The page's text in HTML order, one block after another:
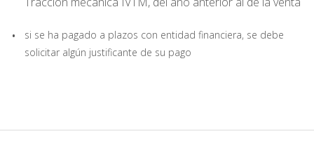
si se ha pagado a plazos con entidad financiera, se debe
solicitar algún justificante de su pago